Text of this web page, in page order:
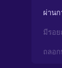
ผ่าน
มีรอ
ถลอ